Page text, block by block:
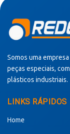
Somos uma
peças especiais,
plásticos industriais.
LINKS RÁPIDOS
Home